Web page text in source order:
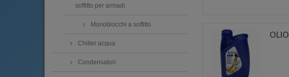
soffitto per armadi
Monoblocchi a soffitto
Chiller acqua
Condensatori